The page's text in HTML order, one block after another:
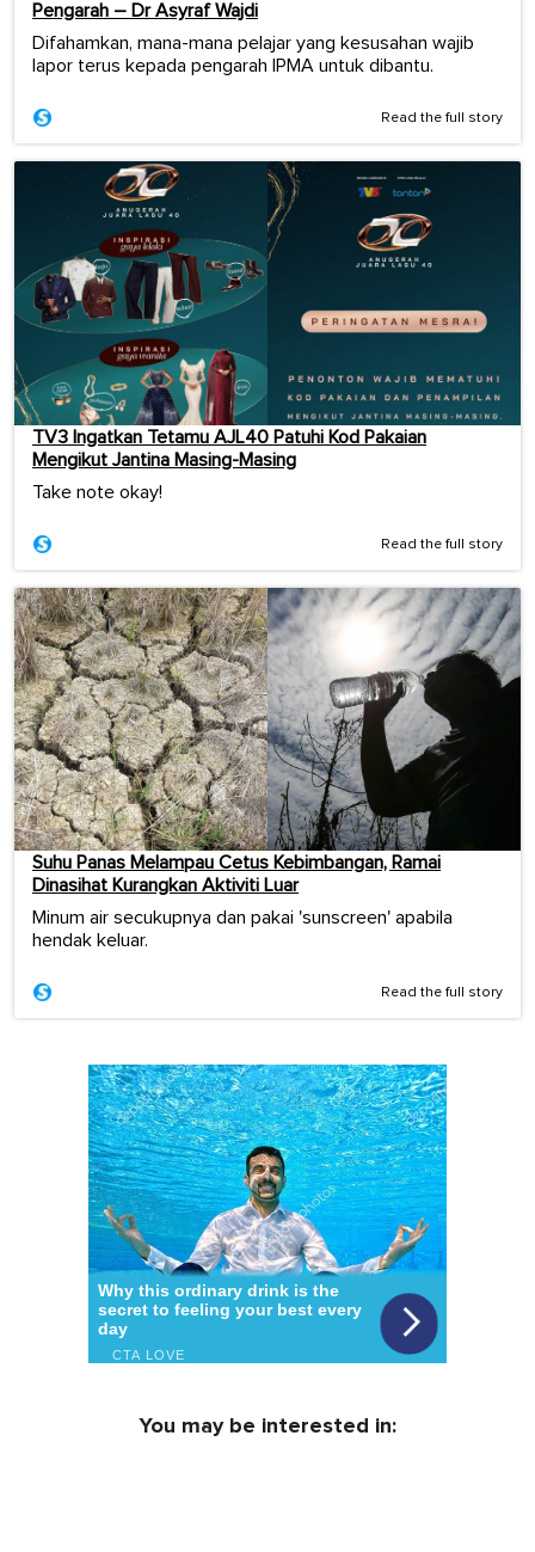
Pengarah – Dr Asyraf Wajdi
Difahamkan, mana-mana pelajar yang kesusahan wajib
lapor terus kepada pengarah IPMA untuk dibantu.
Read the full story
TV3 Ingatkan Tetamu AJL40 Patuhi Kod Pakaian
Mengikut Jantina Masing-Masing
Take note okay!
Read the full story
Suhu Panas Melampau Cetus Kebimbangan, Ramai
Dinasihat Kurangkan Aktiviti Luar
Minum air secukupnya dan pakai 'sunscreen' apabila
hendak keluar.
Read the full story
You may be interested in: